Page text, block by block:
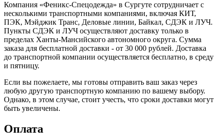
Компания «Феникс-Спецодежда» в Сургуте сотрудничает с
несколькими транспортными компаниями, включая КИТ,
ПЭК, Мэйджик Транс, Деловые линии, Байкал, CДЭК и ЛУЧ.
Пункты CДЭК и ЛУЧ осуществляют доставку только в
пределах Ханты‑Мансийского автономного округа. Сумма
заказа для бесплатной доставки - от 30 000 рублей. Доставка
до транспортной компании осуществляется бесплатно, в среду
и пятницу.
Если вы пожелаете, мы готовы отправить ваш заказ через
любую другую транспортную компанию по вашему выбору.
Однако, в этом случае, стоит учесть, что сроки доставки могут
быть увеличены.
Оплата